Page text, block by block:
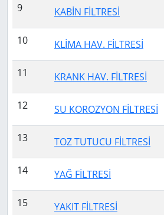
9 KABİN FİLTRESİ
10 KLİMA HAV. FİLTRESİ
11 KRANK HAV. FİLTRESİ
12 SU KOROZYON FİLTRESİ
13 TOZ TUTUCU FİLTRESİ
14 YAĞ FİLTRESİ
15 YAKIT FİLTRESİ